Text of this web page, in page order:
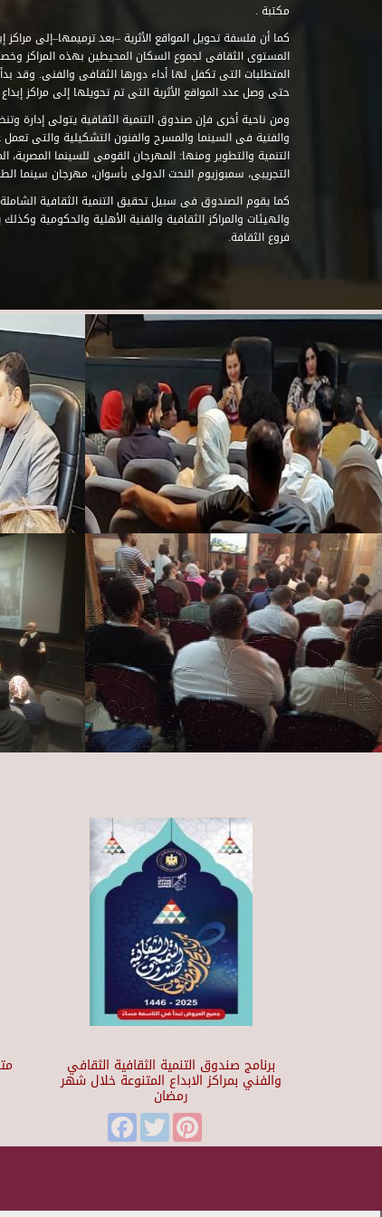
مكتبة .
كما أن فلسفة تحويل المواقع الأثرية –بعد ترميمها–إلى
المستوى الثقافى لجموع السكان المحيطين بهذه المراكز
حتى وصل عدد المواقع الأثرية التى تم تحويلها إلى مراكز إبداع فنى
ومن ناحية أخرى فإن صندوق التنمية الثقافية يتولى إدارة
والفنية فى السينما والمسرح والفنون التشكيلية والتى
التنمية والتطوير ومنها: المهرجان القومى للسينما
التجريبى، سمبوزيوم النحت الدولى بأسوان، مهرجان سينما
كما يقوم الصندوق فى سبيل تحقيق التنمية الثقافية
والهيئات والمراكز الثقافية والفنية الأهلية والحكومية
فروع الثقافة.
برنامج صندوق التنمية الثقافية الثقافي
والفني بمراكز الابداع المتنوعة خلال شهر
رمضان
FacebookTwitterPinterest